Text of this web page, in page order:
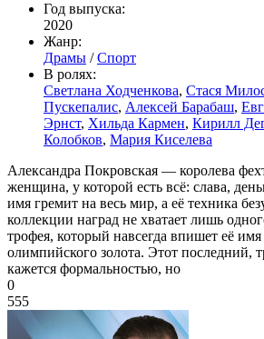
Год выпуска:
2020
Жанр:
Драмы /Спорт
В ролях:
Светлана Ходченкова, Стася
Пускепалис, Алексей Барабаш,
Эрнст, Хильда Кармен, Кирилл
Колобков, Мария Киселева
Александра Покровская — королева
женщина, у которой есть всё: слава,
имя гремит на весь мир, а её техника
коллекции наград не хватает лишь
трофея, который навсегда впишет её
олимпийского золота. Этот последний,
кажется формальностью, но
0
555